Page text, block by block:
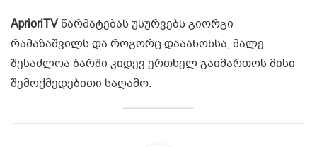
AprioriTVწარმატებას უსურვებს გიორგი
რამაზაშვილს და როგორც დააანონსა, მალე
შესაძლოა ბარში კიდევ ერთხელ გაიმართოს მისი
შემოქმედებითი საღამო.